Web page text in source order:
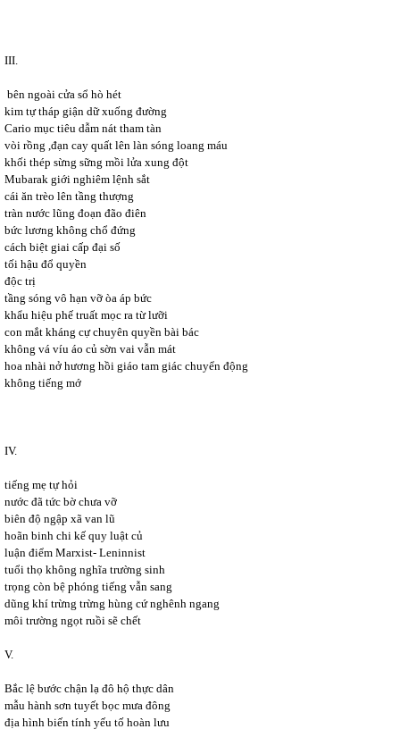
III.
bên ngoài cửa sổ hò hét
kim tự tháp giận dữ xuống đường
Cario mục tiêu dẫm nát tham tàn
vòi rồng ,đạn cay quất lên làn sóng loang máu
khối thép sừng sững mồi lửa xung đột
Mubarak giới nghiêm lệnh sắt
cái ăn trèo lên tầng thượng
tràn nước lũng đoạn đão điên
bức lương không chổ đứng
cách biệt giai cấp đại số
tối hậu đổ quyền
độc trị
tầng sóng vô hạn vỡ òa áp bức
khẩu hiệu phế truất mọc ra từ lưỡi
con mắt kháng cự chuyên quyền bài bác
không vá víu áo củ sờn vai vẫn mát
hoa nhài nở hương hồi giáo tam giác chuyển động
không tiếng mớ
IV.
tiếng mẹ tự hỏi
nước đã tức bờ chưa vỡ
biên độ ngập xã van lũ
hoãn binh chi kế quy luật củ
luận điểm Marxist- Leninnist
tuổi thọ không nghĩa trường sinh
trọng còn bệ phóng tiếng vẫn sang
dũng khí trừng trừng hùng cứ nghênh ngang
môi trường ngọt ruồi sẽ chết
V.
Bắc lệ bước chận lạ đô hộ thực dân
mẫu hành sơn tuyết bọc mưa đông
địa hình biến tính yếu tố hoàn lưu